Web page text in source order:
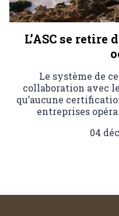
L’ASC se retire
Le système de
collaboration avec
qu’aucune
entreprises
04